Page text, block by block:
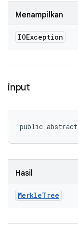
Menampilkan
IOException
input
public abstract
Hasil
MerkleTree